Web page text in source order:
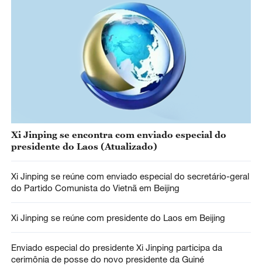
Xi Jinping se encontra com enviado especial do
presidente do Laos (Atualizado)
Xi Jinping se reúne com enviado especial do secretário-geral
do Partido Comunista do Vietnã em Beijing
Xi Jinping se reúne com presidente do Laos em Beijing
Enviado especial do presidente Xi Jinping participa da
cerimônia de posse do novo presidente da Guiné